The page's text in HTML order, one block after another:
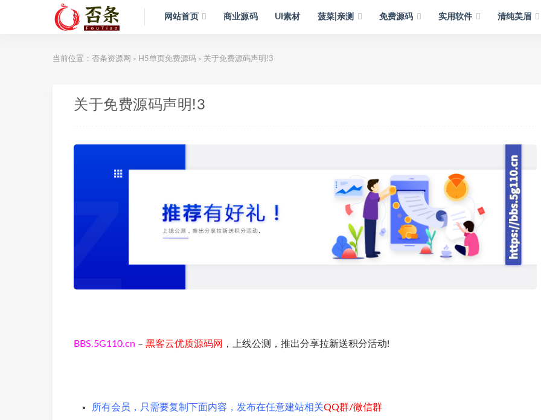
网站首页 商业源码 UI素材 菠菜|亲测 免费源码 实用软件 清纯美眉
当前位置： 否条资源网 > H5单页免费源码 > 关于免费源码声明!3
关于免费源码声明!3
BBS.5G110.cn – 黑客云优质源码网 ，上线公测，推出分享拉新送积分活动!
所有会员，只需要复制下面内容，发布在任意建站相关QQ群/微信群